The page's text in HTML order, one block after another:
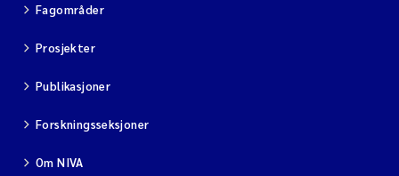
Andreas Ballot
Jonas Persson
Fagområder
Prosjekter
Publikasjoner
Forskningsseksjoner
Om NIVA